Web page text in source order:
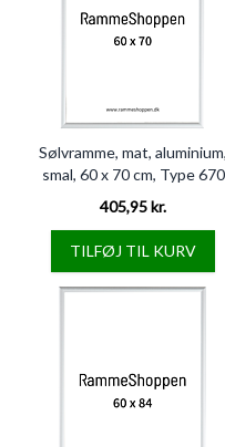
Sølvramme, mat, aluminium,
smal, 60 x 70 cm, Type 670
405,95 kr.
TILFØJ TIL KURV